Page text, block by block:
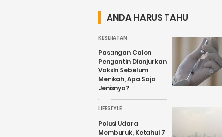
ANDA HARUS TAHU
KESEHATAN
Pasangan Calon
Pengantin Dianjurkan
Vaksin Sebelum
Menikah, Apa Saja
Jenisnya?
LIFESTYLE
Polusi Udara
Memburuk, Ketahui 7